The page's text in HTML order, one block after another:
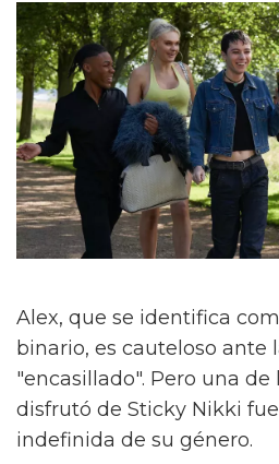
Alex, que se identifica
binario, es cauteloso ante
"encasillado". Pero una de
disfrutó de Sticky Nikki
indefinida de su género.